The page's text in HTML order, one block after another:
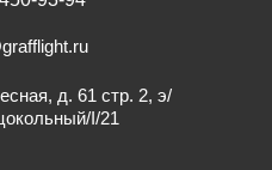
д. 61 стр. 2, э/
I/21